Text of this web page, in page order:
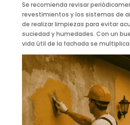
Se recomienda revisar
revestimientos y los sistemas de
de realizar limpiezas para evitar
suciedad y humedades. Con un
vida útil de la fachada se multiplica.